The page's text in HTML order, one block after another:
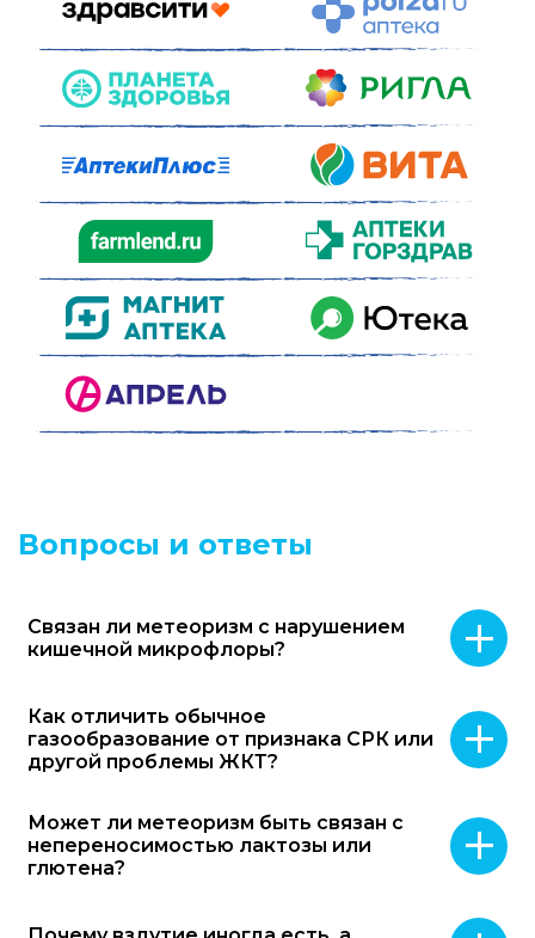
Вопросы и ответы
Связан ли метеоризм с нарушением
кишечной микрофлоры?
Как отличить обычное
газообразование от признака СРК или
другой проблемы ЖКТ?
Может ли метеоризм быть связан с
непереносимостью лактозы или
глютена?